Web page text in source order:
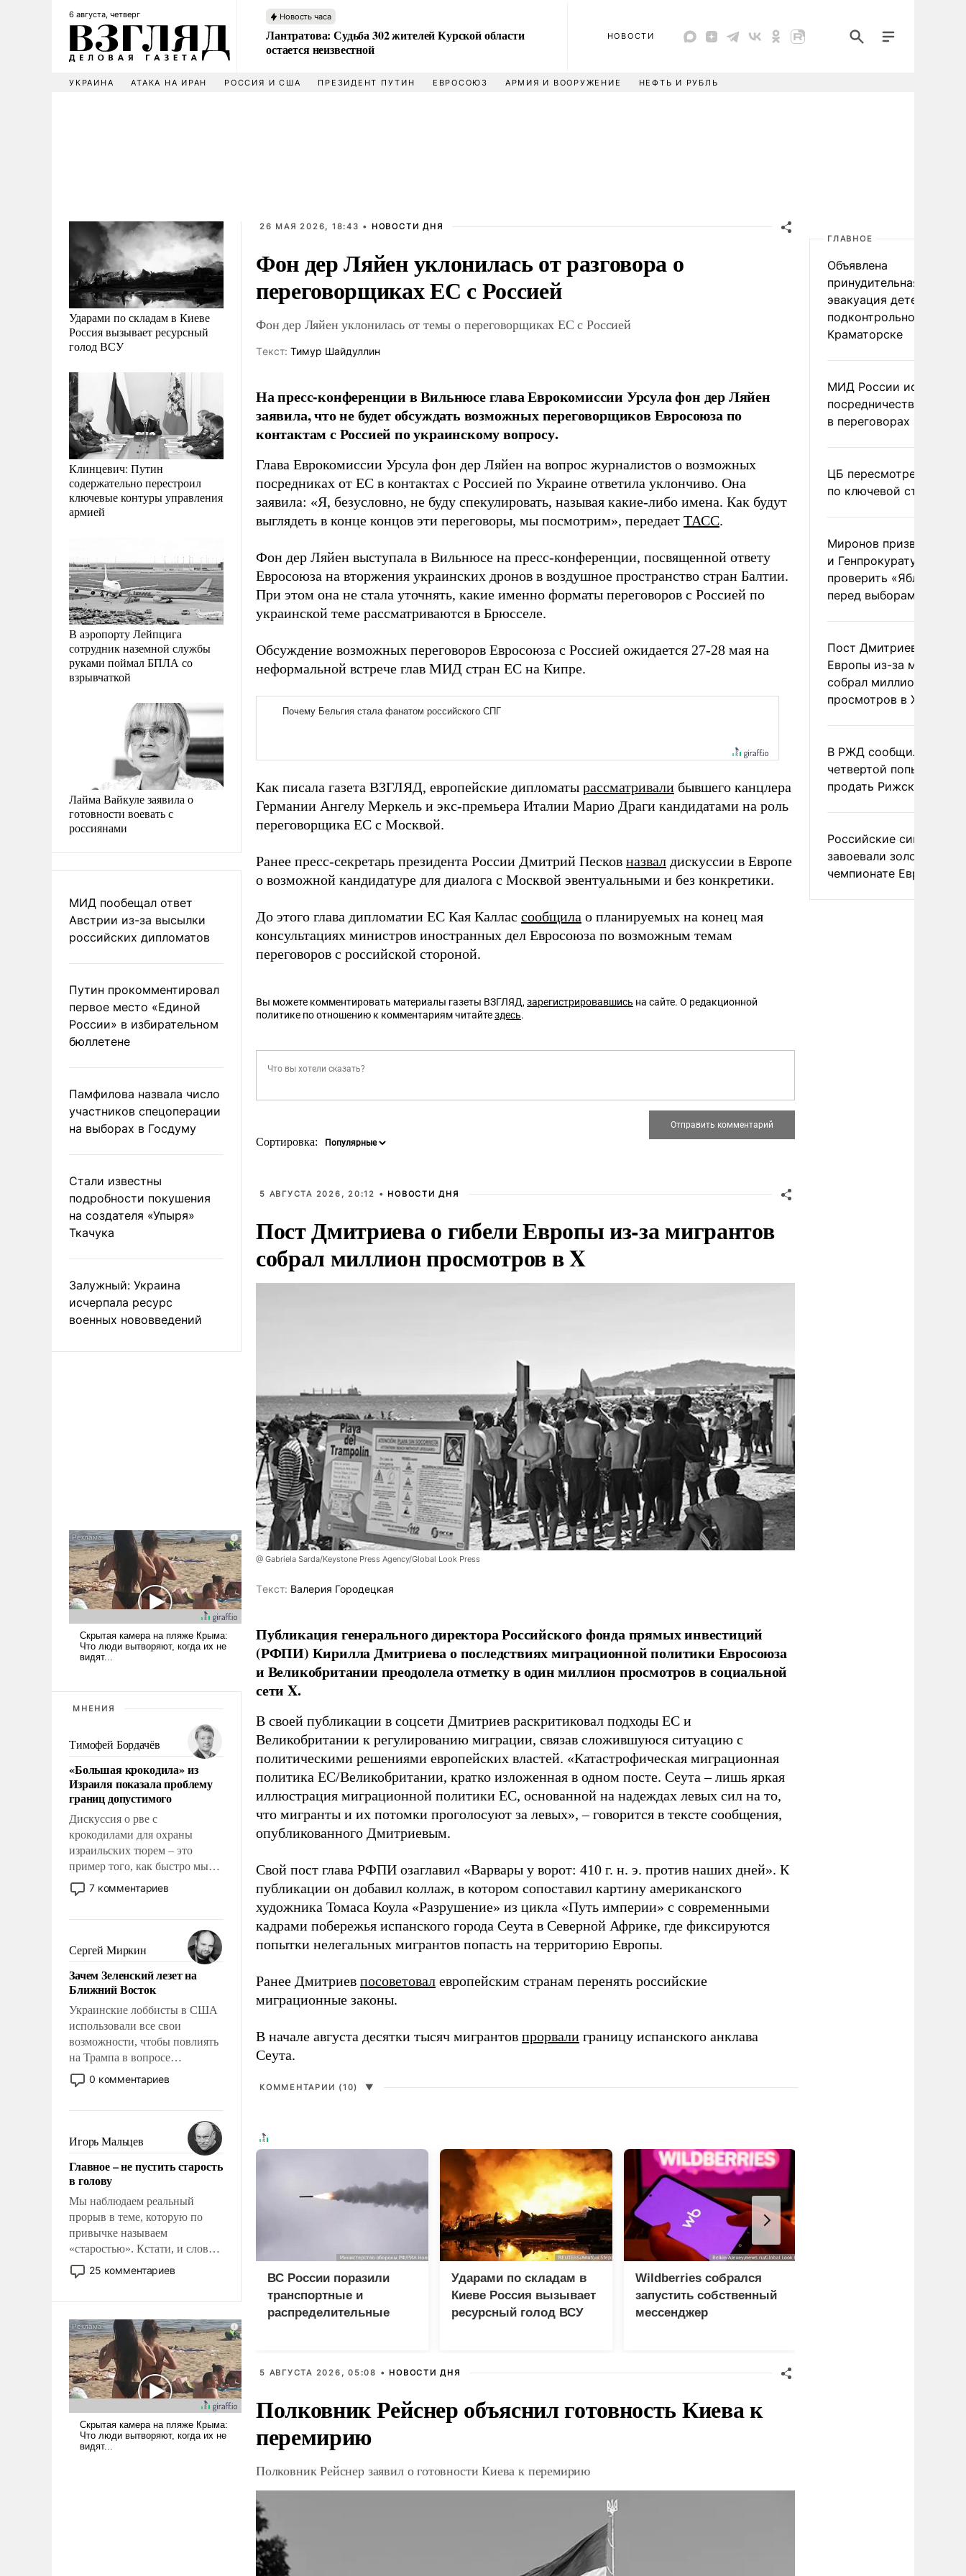
6 августа, четверг Новость часа
Лантратова: Судьба 302 жителей Курской области
остается неизвестной
НОВОСТИ
УКРАИНА АТАКА НА ИРАН РОССИЯ И США ПРЕЗИДЕНТ ПУТИН ЕВРОСОЮЗ АРМИЯ И ВООРУЖЕНИЕ НЕФТЬ И РУБЛЬ
Ударами по складам в Киеве
Россия вызывает ресурсный
голод ВСУ
Клинцевич: Путин
содержательно перестроил
ключевые контуры управления
армией
В аэропорту Лейпцига
сотрудник наземной службы
руками поймал БПЛА со
взрывчаткой
Лайма Вайкуле заявила о
готовности воевать с
россиянами
МИД пообещал ответ
Австрии из-за высылки
российских дипломатов
Путин прокомментировал
первое место «Единой
России» в избирательном
бюллетене
Памфилова назвала число
участников спецоперации
на выборах в Госдуму
Стали известны
подробности покушения
на создателя «Упыря»
Ткачука
Залужный: Украина
исчерпала ресурс
военных нововведений
МНЕНИЯ
Тимофей Бордачёв
«Большая крокодила» из
Израиля показала проблему
границ допустимого
Дискуссия о рве с
крокодилами для охраны
израильских тюрем – это
пример того, как быстро мы
двигаемся по пути
революционных изменений.
псевдонаучной фантастики,
стало всерьез обсуждаемой
идеей.
7 комментариев
Сергей Миркин
Зачем Зеленский лезет на
Ближний Восток
Украинские лоббисты в США
использовали все свои
возможности, чтобы повлиять
на Трампа в вопросе
предоставления вооружений
своим нанимателям. Вероятно,
консультирует Киев, пришла в
голову мысль: хорошо бы
продемонстрировать, что
Украина вступила в
вооруженное противостояние
с Ираном.
0 комментариев
Игорь Мальцев
Главное – не пустить старость
в голову
Мы наблюдаем реальный
прорыв в теме, которую по
привычке называем
«старостью». Кстати, и слово-
то это уже стараются не
использовать – так же, как
что оно уже несет негативные
коннотации.
25 комментариев
26 МАЯ 2026, 18:43 • НОВОСТИ ДНЯ
Фон дер Ляйен уклонилась от разговора о
переговорщиках ЕС с Россией
Фон дер Ляйен уклонилась от темы о переговорщиках ЕС с Россией
Tекст: Тимур Шайдуллин
На пресс-конференции в Вильнюсе глава Еврокомиссии Урсула фон дер Ляйен
заявила, что не будет обсуждать возможных переговорщиков Евросоюза по
контактам с Россией по украинскому вопросу.
Глава Еврокомиссии Урсула фон дер Ляйен на вопрос журналистов о возможных
посредниках от ЕС в контактах с Россией по Украине ответила уклончиво. Она
заявила: «Я, безусловно, не буду спекулировать, называя какие-либо имена. Как будут
выглядеть в конце концов эти переговоры, мы посмотрим», передает ТАСС.
Фон дер Ляйен выступала в Вильнюсе на пресс-конференции, посвященной ответу
Евросоюза на вторжения украинских дронов в воздушное пространство стран Балтии.
При этом она не стала уточнять, какие именно форматы переговоров с Россией по
украинской теме рассматриваются в Брюсселе.
Обсуждение возможных переговоров Евросоюза с Россией ожидается 27-28 мая на
неформальной встрече глав МИД стран ЕС на Кипре.
Как писала газета ВЗГЛЯД, европейские дипломаты рассматривали бывшего канцлера
Германии Ангелу Меркель и экс-премьера Италии Марио Драги кандидатами на роль
переговорщика ЕС с Москвой.
Ранее пресс-секретарь президента России Дмитрий Песков назвал дискуссии в Европе
о возможной кандидатуре для диалога с Москвой эвентуальными и без конкретики.
До этого глава дипломатии ЕС Кая Каллас сообщила о планируемых на конец мая
консультациях министров иностранных дел Евросоюза по возможным темам
переговоров с российской стороной.
Вы можете комментировать материалы газеты ВЗГЛЯД, зарегистрировавшись на сайте. О редакционной
политике по отношению к комментариям читайтездесь.
Сортировка:
5 АВГУСТА 2026, 20:12 • НОВОСТИ ДНЯ
Пост Дмитриева о гибели Европы из-за мигрантов
собрал миллион просмотров в X
@ Gabriela Sarda/Keystone Press Agency/Global Look Press
Tекст: Валерия Городецкая
Публикация генерального директора Российского фонда прямых инвестиций
(РФПИ) Кирилла Дмитриева о последствиях миграционной политики Евросоюза
и Великобритании преодолела отметку в один миллион просмотров в социальной
сети X.
В своей публикации в соцсети Дмитриев раскритиковал подходы ЕС и
Великобритании к регулированию миграции, связав сложившуюся ситуацию с
политическими решениями европейских властей. «Катастрофическая миграционная
политика ЕС/Великобритании, кратко изложенная в одном посте. Сеута – лишь яркая
иллюстрация миграционной политики ЕС, основанной на надеждах левых сил на то,
что мигранты и их потомки проголосуют за левых», – говорится в тексте сообщения,
опубликованного Дмитриевым.
Свой пост глава РФПИ озаглавил «Варвары у ворот: 410 г. н. э. против наших дней». К
публикации он добавил коллаж, в котором сопоставил картину американского
художника Томаса Коула «Разрушение» из цикла «Путь империи» с современными
кадрами побережья испанского города Сеута в Северной Африке, где фиксируются
попытки нелегальных мигрантов попасть на территорию Европы.
Ранее Дмитриев посоветовал европейским странам перенять российские
миграционные законы.
В начале августа десятки тысяч мигрантов прорвали границу испанского анклава
Сеута.
КОММЕНТАРИИ (10) ▼
ВС России поразили
транспортные и
распределительные
Ударами по складам в
Киеве Россия вызывает
ресурсный голод ВСУ
Wildberries собрался
запустить собственный
мессенджер
5 АВГУСТА 2026, 05:08 • НОВОСТИ ДНЯ
Полковник Рейснер объяснил готовность Киева к
перемирию
Полковник Рейснер заявил о готовности Киева к перемирию
ГЛАВНОЕ
Объявлена
принудительная
эвакуация детей в
подконтрольном Киеву
Краматорске
МИД России исключил
посредничество
в переговорах по
ЦБ пересмотрел
по ключевой ставке
Миронов призвал
и Генпрокуратуру
проверить «Яблоко»
перед выборами
Пост Дмитриева о
Европы из-за
собрал миллион
просмотров в X
В РЖД сообщили о
четвертой попытке
продать Рижский
Российские
завоевали золото на
чемпионате Европы